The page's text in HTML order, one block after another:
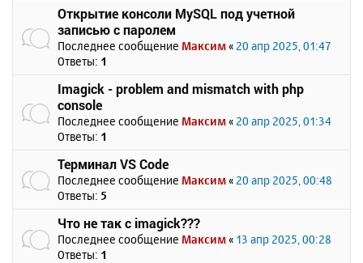
Открытие консоли MySQL под учетной
записью с паролем
Последнее сообщение Максим « 20 апр 2025, 01:47
Ответы: 1
Imagick - problem and mismatch with php
console
Последнее сообщение Максим « 20 апр 2025, 01:34
Ответы: 1
Терминал VS Code
Последнее сообщение Максим « 20 апр 2025, 00:48
Ответы: 5
Что не так с imagick???
Последнее сообщение Максим « 13 апр 2025, 00:28
Ответы: 1